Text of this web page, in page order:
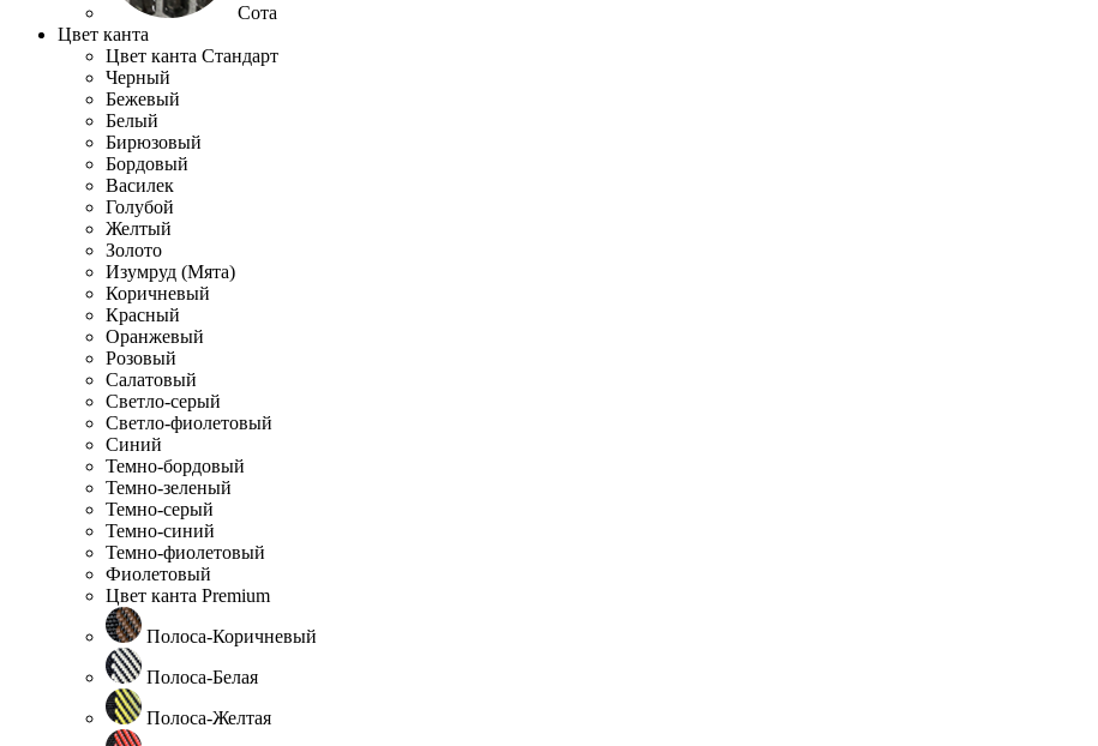
Сота
Цвет канта
Цвет канта Стандарт
Черный
Бежевый
Белый
Бирюзовый
Бордовый
Василек
Голубой
Желтый
Золото
Изумруд (Мята)
Коричневый
Красный
Оранжевый
Розовый
Салатовый
Светло-серый
Светло-фиолетовый
Синий
Темно-бордовый
Темно-зеленый
Темно-серый
Темно-синий
Темно-фиолетовый
Фиолетовый
Цвет канта Premium
Полоса-Коричневый
Полоса-Белая
Полоса-Желтая